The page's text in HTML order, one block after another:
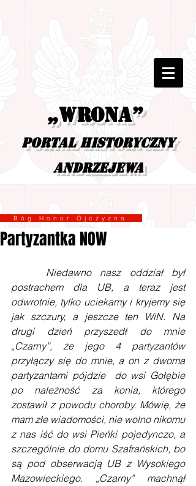
„Wrona”
portal historyczny
Andrzejewa
Honor Ojczyzna
Partyzantka NOW
postrachem dla UB, a teraz jest
odwrotnie, tylko uciekamy i kryjemy się
jak szczury, a jeszcze ten WiN. Na
drugi dzień przyszedł do mnie
„Czarny”, że jego 4 partyzantów
przyłączy się do mnie, a on z dwoma
partyzantami pójdzie  do wsi Gołębie
po należność za konia, którego
zostawił z powodu choroby. Mówię, że
mam złe wiadomości, nie wolno nikomu
z nas iść do wsi Pieńki pojedynczo, a
szczególnie do domu Szafrańskich, bo
są pod obserwacją UB z Wysokiego
Mazowieckiego. „Czarny” machnął